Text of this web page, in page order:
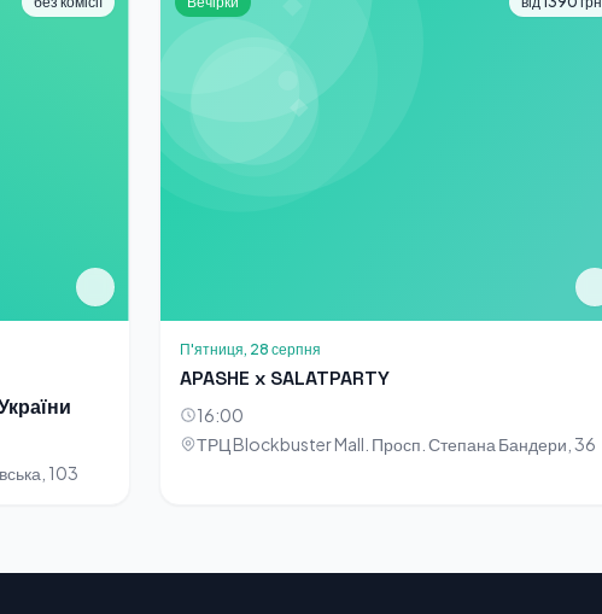
103
П'ятниця, 28 серпня
APASHE x SALATPARTY
16:00
ТРЦ Blockbuster Mall. Просп. Степана Бандери, 36